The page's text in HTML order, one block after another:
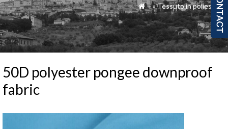
 »»Tessuto in poliestere
50D polyester pongee downproof
fabric